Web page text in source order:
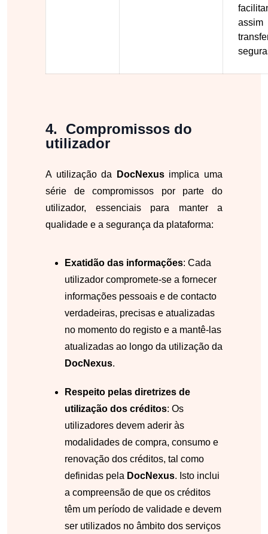
assim
Compromissos do
utilizador
A utilização da DocNexusimplica uma
série de compromissos por parte do
utilizador, essenciais para manter a
qualidade e a segurança da plataforma:
Exatidão das informações: Cada
utilizador compromete-se a fornecer
informações pessoais e de contacto
verdadeiras, precisas e atualizadas
no momento do registo e a mantê-las
atualizadas ao longo da utilização da
DocNexus.
Respeito pelas diretrizes de
utilização dos créditos: Os
utilizadores devem aderir às
modalidades de compra, consumo e
renovação dos créditos, tal como
definidas pela DocNexus. Isto inclui
a compreensão de que os créditos
têm um período de validade e devem
ser utilizados no âmbito dos serviços